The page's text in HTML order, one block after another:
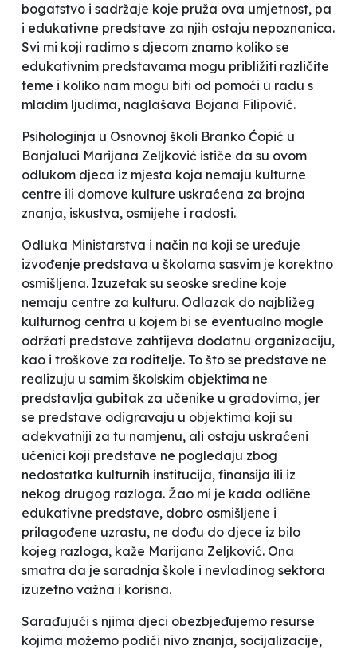
bogatstvo i sadržaje koje pruža ova umjetnost, pa
i edukativne predstave za njih ostaju nepoznanica.
Svi mi koji radimo s djecom znamo koliko se
edukativnim predstavama mogu približiti različite
teme i koliko nam mogu biti od pomoći u radu s
mladim ljudima, naglašava Bojana Filipović.
Psihologinja u Osnovnoj školi Branko Ćopić u
Banjaluci Marijana Zeljković ističe da su ovom
odlukom djeca iz mjesta koja nemaju kulturne
centre ili domove kulture uskraćena za brojna
znanja, iskustva, osmijehe i radosti.
Odluka Ministarstva i način na koji se uređuje
izvođenje predstava u školama sasvim je korektno
osmišljena. Izuzetak su seoske sredine koje
nemaju centre za kulturu. Odlazak do najbližeg
kulturnog centra u kojem bi se eventualno mogle
održati predstave zahtijeva dodatnu organizaciju,
kao i troškove za roditelje. To što se predstave ne
realizuju u samim školskim objektima ne
predstavlja gubitak za učenike u gradovima, jer
se predstave odigravaju u objektima koji su
adekvatniji za tu namjenu, ali ostaju uskraćeni
učenici koji predstave ne pogledaju zbog
nedostatka kulturnih institucija, finansija ili iz
nekog drugog razloga. Žao mi je kada odlične
edukativne predstave, dobro osmišljene i
prilagođene uzrastu, ne dođu do djece iz bilo
kojeg razloga, kaže Marijana Zeljković. Ona
smatra da je saradnja škole i nevladinog sektora
izuzetno važna i korisna.
Sarađujući s njima djeci obezbjeđujemo resurse
kojima možemo podići nivo znanja, socijalizacije,